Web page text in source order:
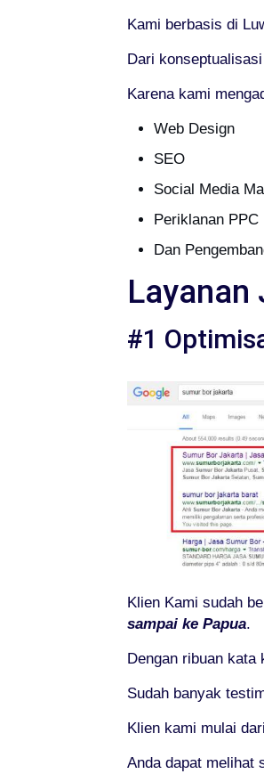
Kami berbasis di
Dari
Karena kami
Web Design
SEO
Social Media
Periklanan PPC
Dan
Layanan
#1
Klien Kami sudah
sampai ke Papua.
Dengan ribuan kata
Sudah banyak
Klien kami mulai
Anda dapat melihat